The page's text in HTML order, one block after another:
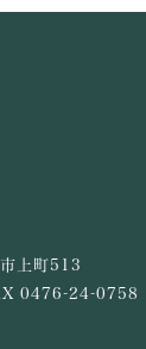
上町513
0476-24-0758